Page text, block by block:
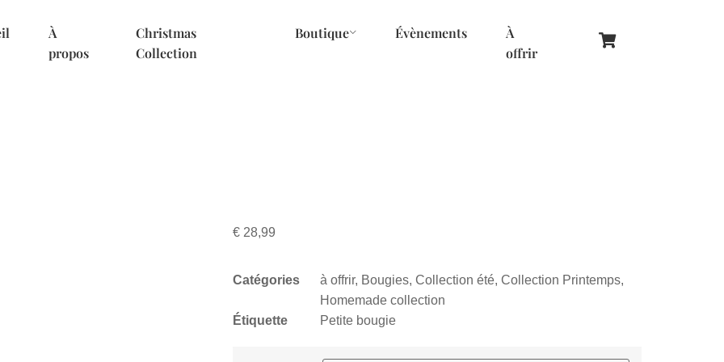
À
propos
Christmas
Collection
Boutique Évènements
À
offrir
€ 28,99
Catégories à offrir, Bougies, Collection été, Collection Printemps,
Homemade collection
Étiquette
Petite bougie